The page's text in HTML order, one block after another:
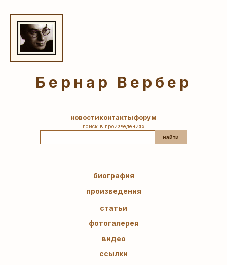
Бернар Вербер
новостиконтактыфорум
поиск в произведениях
найти
биография
произведения
статьи
фотогалерея
видео
ссылки